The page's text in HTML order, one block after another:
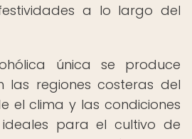
a lo largo del
única se produce
las regiones costeras del
el clima y las condiciones
para el cultivo de